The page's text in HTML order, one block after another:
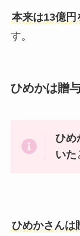
本来は13億円
す。
ひめかは贈
ひめ
いた
ひめかさんは